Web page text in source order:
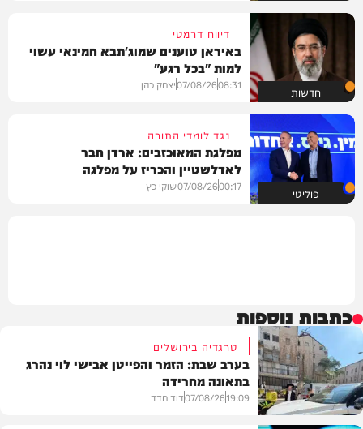
חדשות
דיווח דרמטי
באיראן טוענים שמוג'תבא חמינאי עשוי
למות "בכל רגע"
08:31
07/08/26יצחק כהן
פוליטי
נגד לומדי התורה
מפלגת המאוכזבים: ארדן חבר
לאדלשטיין והכריז על מפלגה
00:17
07/08/26שוקי כץ
כתבות נוספות
טרגדיה בירושלים
בערב שבת: הזמר והפייטן אבישי לוי נהרג
בתאונה מחרידה
19:09
07/08/26דוד חדד